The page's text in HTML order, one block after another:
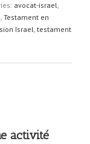
avocat-israel,
, Testament en
Israel, testament
activité